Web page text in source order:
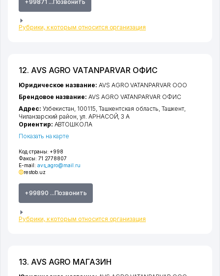
+99871 ...Позвонить
Рубрики, к которым относится организация
12. AVS AGRO VATANPARVAR ОФИС
Код страны: +998
Факсы: 71 2778807
E-mail: avs_agro@mail.ru
restob.uz
+99890 ...Позвонить
Рубрики, к которым относится организация
Юридическое название: AVS AGRO VATANPARVAR ООО
Брендовое название: AVS AGRO VATANPARVAR ОФИС
Адрес: Узбекистан, 100115, Ташкентская область, Ташкент,
Чиланзарский район,ул. АРНАСОЙ, 3 А
Ориентир: АВТОШКОЛА
Показать на карте
13. AVS AGRO МАГАЗИН